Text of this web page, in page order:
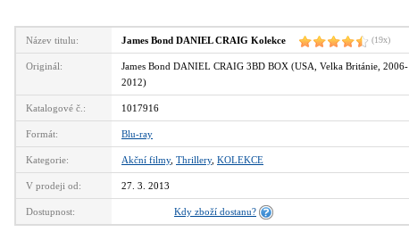
Název titulu: James Bond DANIEL CRAIG Kolekce (19x)
Originál:
James Bond DANIEL CRAIG 3BD BOX (USA, Velka Británie, 2006-
2012)
Katalogové č.: 1017916
Formát: Blu-ray
Kategorie: Akční filmy, Thrillery, KOLEKCE
V prodeji od: 27. 3. 2013
Dostupnost: Kdy zboží dostanu?